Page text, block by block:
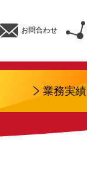
お問合わせ
業務実績